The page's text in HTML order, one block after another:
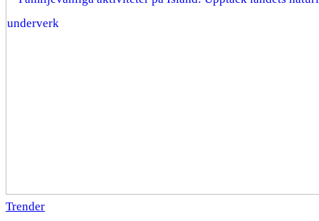
Trender